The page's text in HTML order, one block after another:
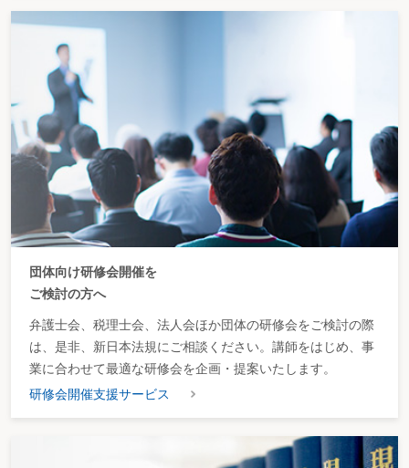
団体向け研修会開催を
ご検討の方へ
弁護士会、税理士会、法人会ほか団体の研修会をご検討の際
は、是非、新日本法規にご相談ください。講師をはじめ、事
業に合わせて最適な研修会を企画・提案いたします。
研修会開催支援サービス